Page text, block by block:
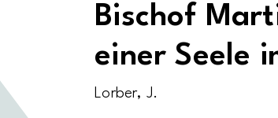
Bischof
einer Seele
Lorber, J.